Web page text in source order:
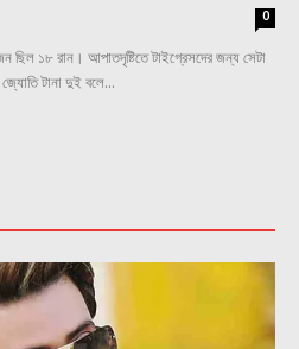
0
ছিল ১৮ রান। আপাতদৃষ্টিতে টাইগ্রেসদের জন্য সেটা
টানা দুই বলে...